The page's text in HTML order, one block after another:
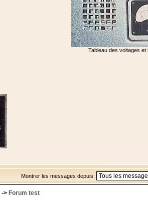
Tableau des voltages et
Montrer les messages depuis:
-> Forum test